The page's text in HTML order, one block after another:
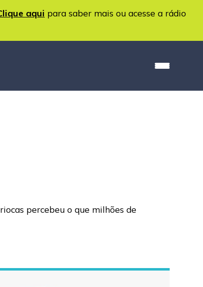
aqui para saber mais ou acesse a rádio
percebeu o que milhões de